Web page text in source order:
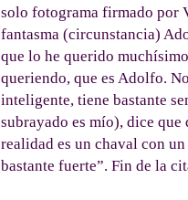
solo fotograma firmado por
fantasma (circunstancia)
que lo he querido
queriendo, que es Adolfo.
inteligente, tiene bastante
subrayado es mío), dice que
realidad es un chaval con
bastante fuerte”. Fin de la